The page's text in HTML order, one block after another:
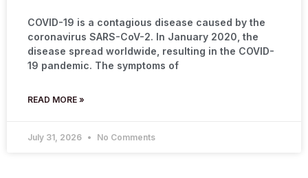
COVID-19 is a contagious disease caused by the
coronavirus SARS-CoV-2. In January 2020, the
disease spread worldwide, resulting in the COVID-
19 pandemic. The symptoms of
READ MORE »
July 31, 2026 No Comments